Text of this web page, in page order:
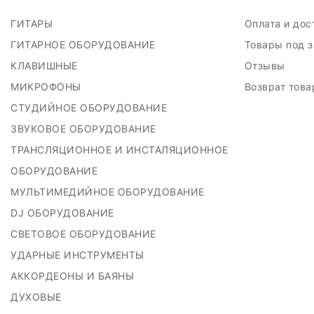
ГИТАРЫ
ГИТАРНОЕ ОБОРУДОВАНИЕ
КЛАВИШНЫЕ
МИКРОФОНЫ
СТУДИЙНОЕ ОБОРУДОВАНИЕ
ЗВУКОВОЕ ОБОРУДОВАНИЕ
ТРАНСЛЯЦИОННОЕ И ИНСТАЛЯЦИОННОЕ
ОБОРУДОВАНИЕ
МУЛЬТИМЕДИЙНОЕ ОБОРУДОВАНИЕ
DJ ОБОРУДОВАНИЕ
СВЕТОВОЕ ОБОРУДОВАНИЕ
УДАРНЫЕ ИНСТРУМЕНТЫ
АККОРДЕОНЫ И БАЯНЫ
ДУХОВЫЕ
Оплата и
Товары под
Отзывы
Возврат